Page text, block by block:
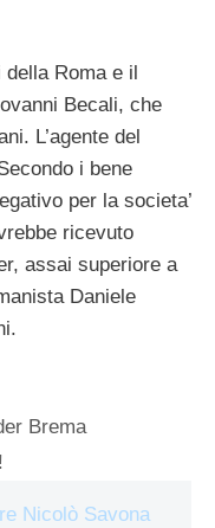
della Roma e il
Becali, che
L’agente del
i bene
per la societa’
ricevuto
assai superiore a
Daniele
Brema
Nicolò Savona